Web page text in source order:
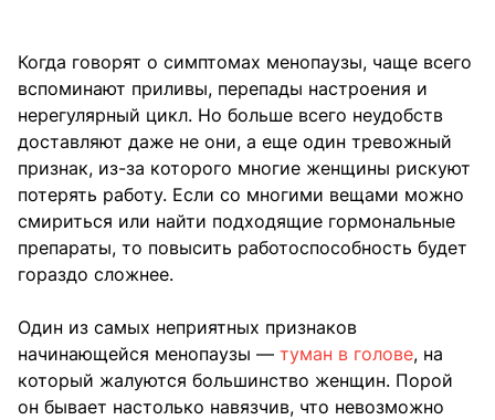
Когда говорят о симптомах менопаузы, чаще всего
вспоминают приливы, перепады настроения и
нерегулярный цикл. Но больше всего неудобств
доставляют даже не они, а еще один тревожный
признак, из-за которого многие женщины рискуют
потерять работу. Если со многими вещами можно
смириться или найти подходящие гормональные
препараты, то повысить работоспособность будет
гораздо сложнее.
Один из самых неприятных признаков
начинающейся менопаузы — туман в голове, на
который жалуются большинство женщин. Порой
он бывает настолько навязчив, что невозможно